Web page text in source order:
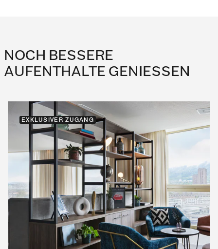
NOCH BESSERE
AUFENTHALTE GENIESSEN
EXKLUSIVER ZUGANG